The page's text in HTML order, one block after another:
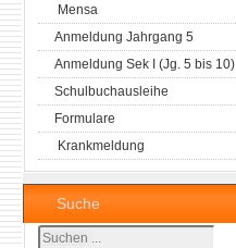
Mensa
Anmeldung Jahrgang 5
Anmeldung Sek I (Jg. 5 bis 10)
Schulbuchausleihe
Formulare
Krankmeldung
Suche
Suchen